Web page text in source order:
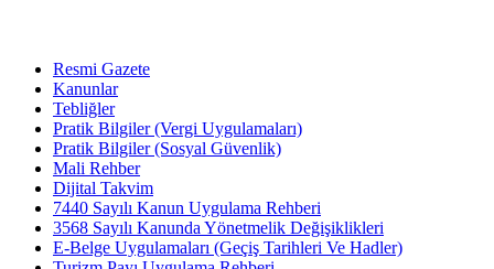
Resmi Gazete
Kanunlar
Tebliğler
Pratik Bilgiler (Vergi Uygulamaları)
Pratik Bilgiler (Sosyal Güvenlik)
Mali Rehber
Dijital Takvim
7440 Sayılı Kanun Uygulama Rehberi
3568 Sayılı Kanunda Yönetmelik Değişiklikleri
E-Belge Uygulamaları (Geçiş Tarihleri Ve Hadler)